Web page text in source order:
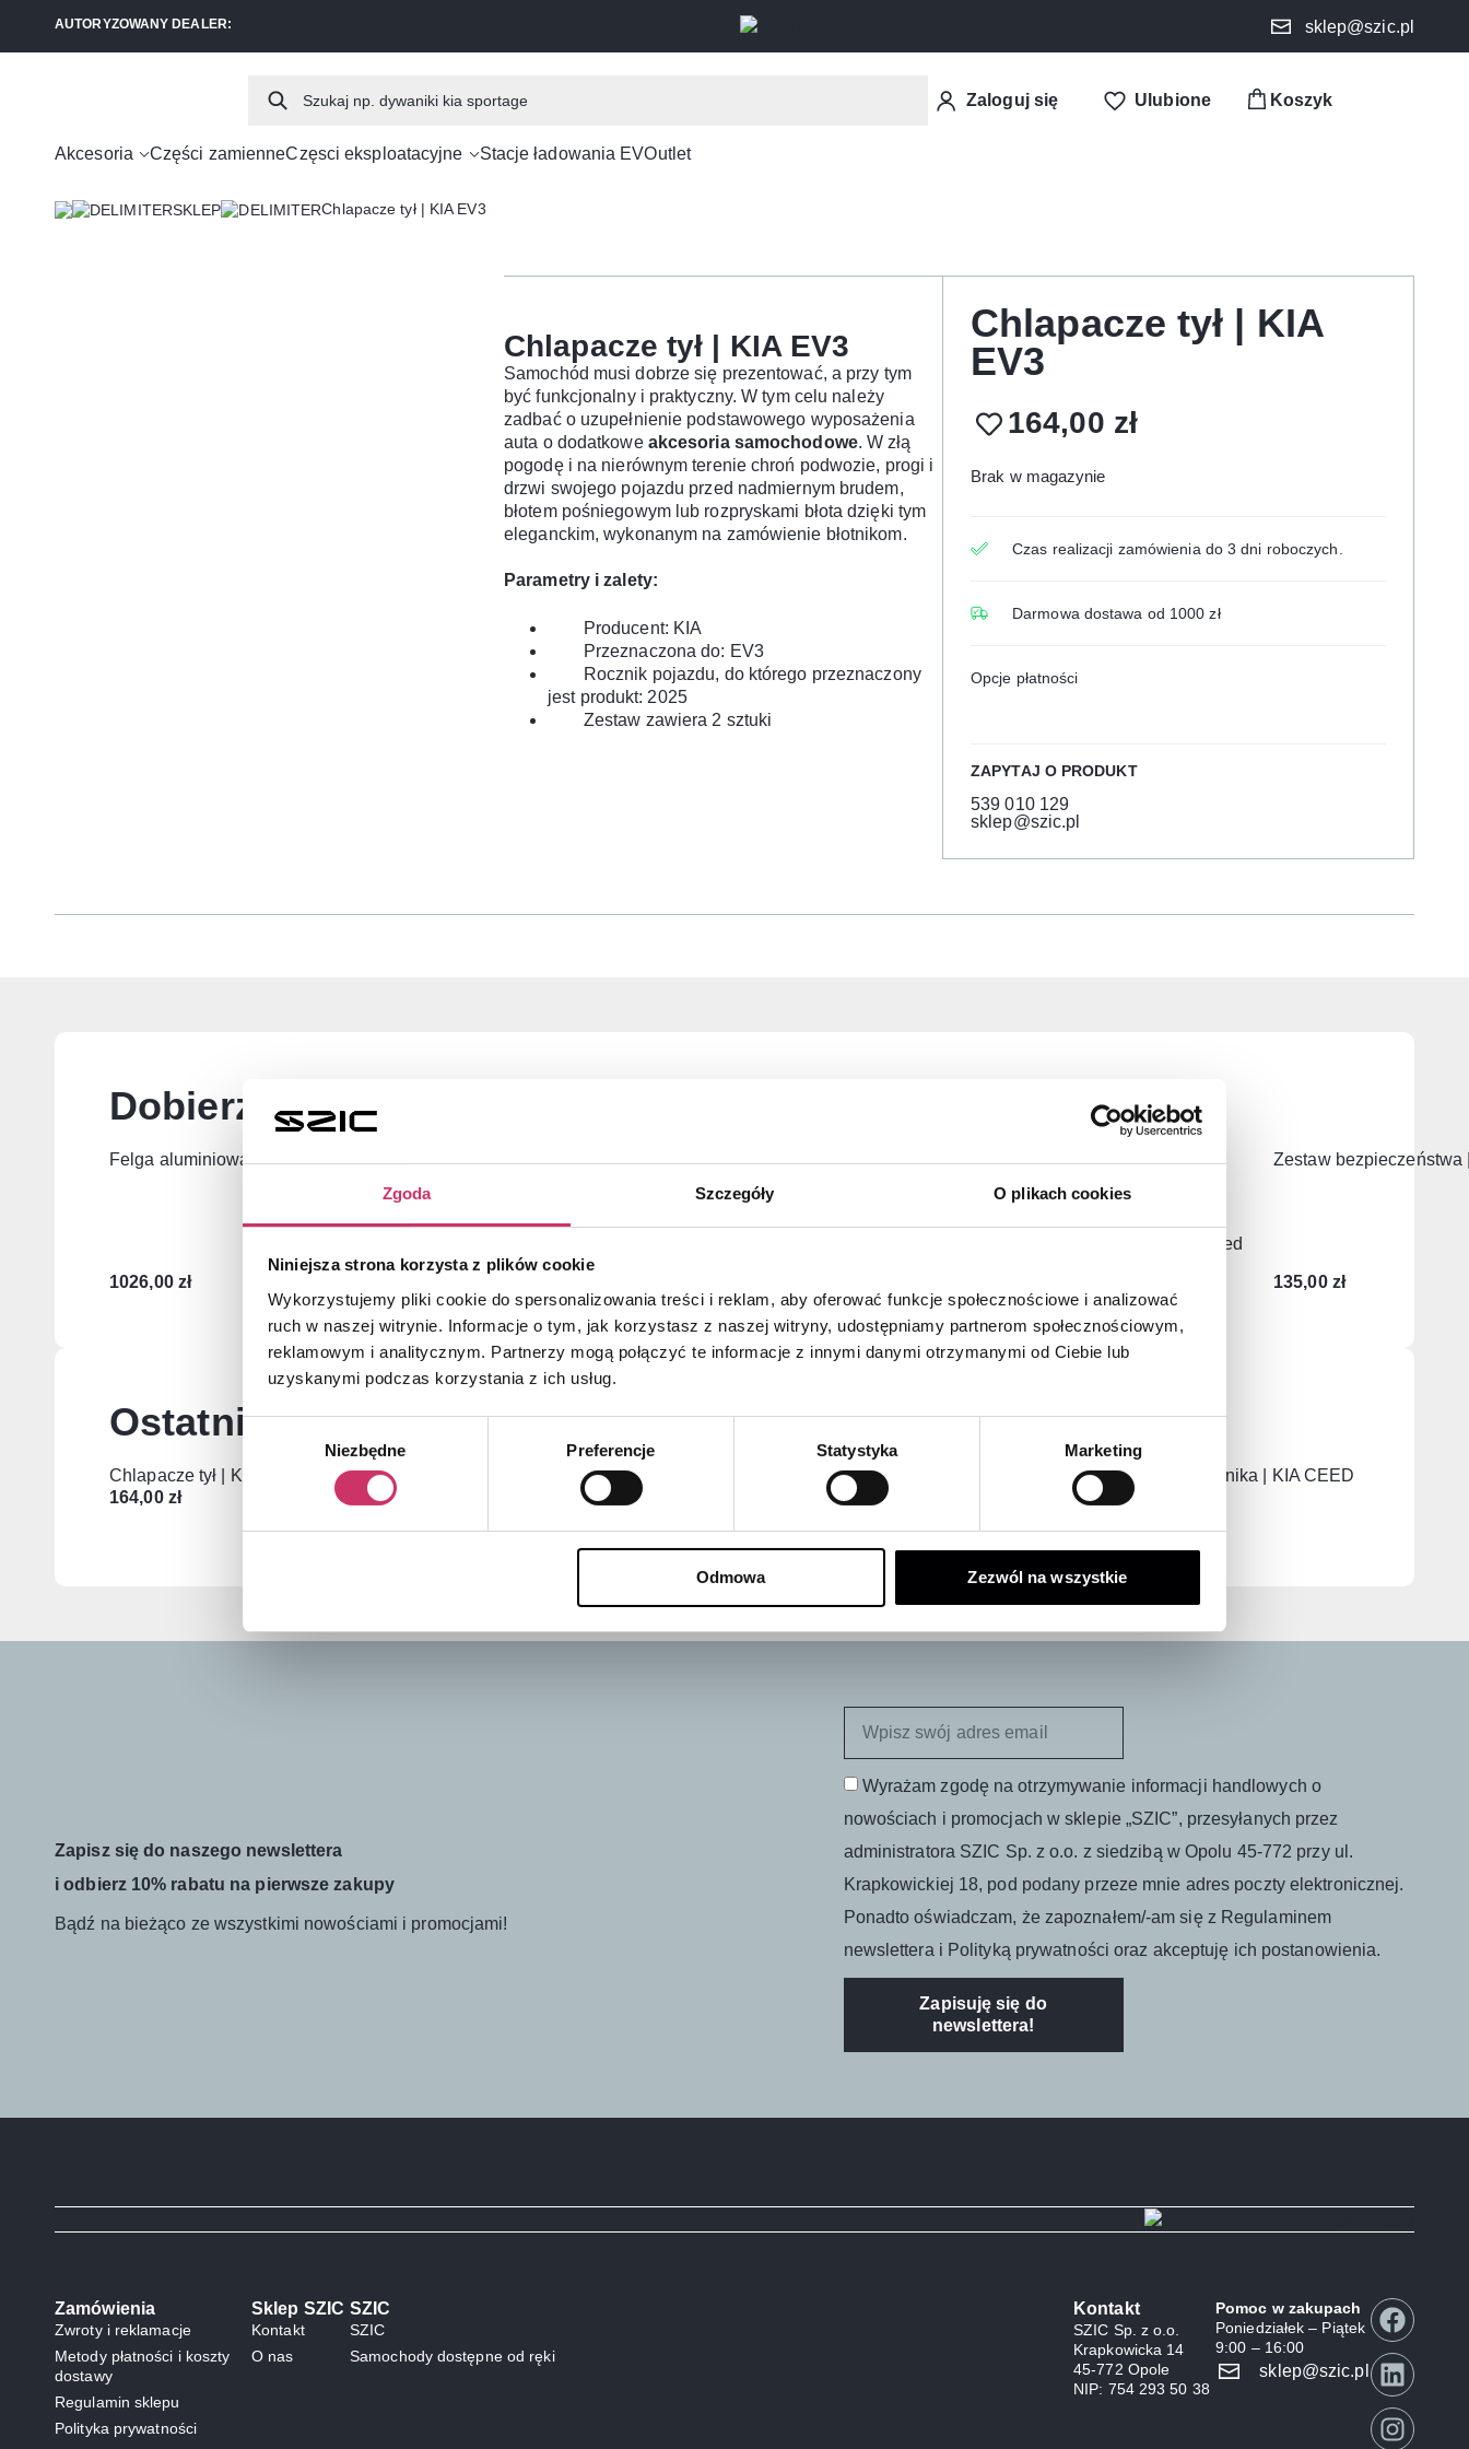
Zgoda Szczegóły O plikach cookies
Niniejsza strona korzysta z plików cookie
Wykorzystujemy pliki cookie do spersonalizowania treści i reklam, aby oferować funkcje społecznościowe i analizować
ruch w naszej witrynie. Informacje o tym, jak korzystasz z naszej witryny, udostępniamy partnerom społecznościowym,
reklamowym i analitycznym. Partnerzy mogą połączyć te informacje z innymi danymi otrzymanymi od Ciebie lub
uzyskanymi podczas korzystania z ich usług.
Niezbędne Preferencje Statystyka Marketing
Odmowa Zezwól na wszystkie
AUTORYZOWANY DEALER: sklep@szic.pl
Zaloguj się Ulubione
Akcesoria Części zamienneCzęsci eksploatacyjne Stacje ładowania EVOutlet
SKLEP Chlapacze tył | KIA EV3
Chlapacze tył | KIA EV3
Samochód musi dobrze się prezentować, a przy tym
być funkcjonalny i praktyczny. W tym celu należy
zadbać o uzupełnienie podstawowego wyposażenia
auta o dodatkoweakcesoriasamochodowe. W złą
pogodę i na nierównym terenie chroń podwozie, progi i
drzwi swojego pojazdu przed nadmiernym brudem,
błotem pośniegowym lub rozpryskami błota dzięki tym
eleganckim, wykonanym na zamówienie błotnikom.
Parametry i zalety:
Producent: KIA
Przeznaczona do: EV3
Rocznik pojazdu, do którego przeznaczony
jest produkt: 2025
Zestaw zawiera 2 sztuki
Chlapacze tył | KIA
EV3
164,00 zł
Brak w magazynie
Czas realizacji zamówienia do 3 dni roboczych.
Darmowa dostawa od 1000 zł
Opcje płatności
ZAPYTAJ O PRODUKT
539 010 129
sklep@szic.pl
Dobierz produkty uzupełniające
Felga aluminiowa 18″ | KIA Stinger 2017-2018
1026,00 zł
PROMOCJA - 24%
Dekielek zaślepka felgi
119,00zł 90,00zł
Najniższa cena z 30 dni przed
Zestaw bezpieczeństwa
135,00 zł
Ostatnio oglądane
Chlapacze tył | KIA EV3
164,00 zł
Dywaniki gumowe | KIA Venga 2009-
Mata / kuweta bagażnika | KIA Niro
HEV/PHEV 2016-2022
Mata / kuweta bagażnika | KIA CEED
2019->
Zapisz się do naszego newslettera
i odbierz 10% rabatu na pierwsze zakupy
Bądź na bieżąco ze wszystkimi nowościami i promocjami!
Wyrażam zgodę na otrzymywanie informacji handlowych o
nowościach i promocjach w sklepie „SZIC”, przesyłanych przez
administratora SZIC Sp. z o.o. z siedzibą w Opolu 45-772 przy ul.
Krapkowickiej 18, pod podany przeze mnie adres poczty elektronicznej.
Ponadto oświadczam, że zapoznałem/-am się z Regulaminem
newslettera i Polityką prywatności oraz akceptuję ich postanowienia.
Zapisuję się do
newslettera!
Zamówienia
Zwroty i reklamacje
Metody płatności i koszty
dostawy
Regulamin sklepu
Polityka prywatności
Sklep SZIC
Kontakt
O nas
SZIC
SZIC
Samochody dostępne od ręki
Kontakt
SZIC Sp. z o.o.
Krapkowicka 14
45-772 Opole
NIP: 754 293 50 38
Pomoc w zakupach
Poniedziałek – Piątek
9:00 – 16:00
sklep@szic.pl